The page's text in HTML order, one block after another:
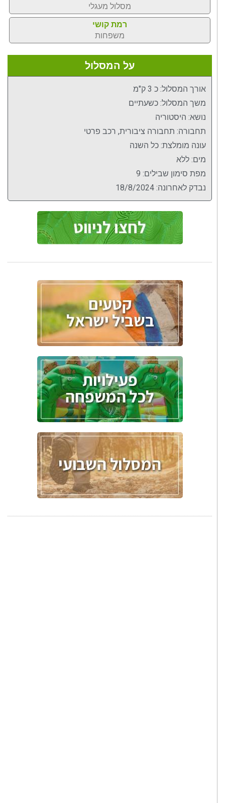
מסלול מעגלי
רמת קושי
משפחות
על המסלול
אורך המסלול: כ 3 ק"מ
משך המסלול: כשעתיים
נושא: היסטוריה
תחבורה: תחבורה ציבורית, רכב פרטי
עונה מומלצת: כל השנה
מים: ללא
מפת סימון שבילים: 9
נבדק לאחרונה: 18/8/2024